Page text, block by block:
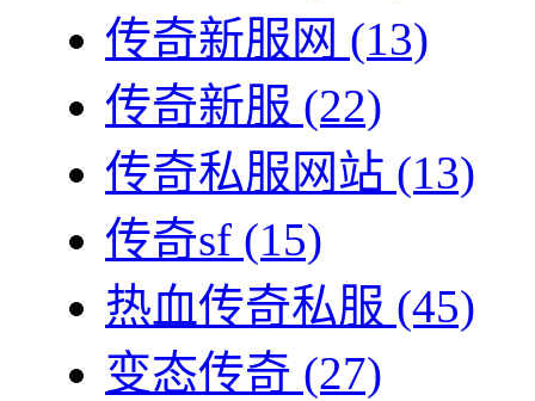
传奇新服网 (13)
传奇新服 (22)
传奇私服网站 (13)
传奇sf (15)
热血传奇私服 (45)
变态传奇 (27)